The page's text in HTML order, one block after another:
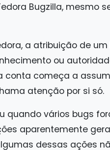
Bugzilla, mesmo
a atribuição de
ou
conta começa a
atenção por si só.
quando vários bugs
aparentemente
dessas ações